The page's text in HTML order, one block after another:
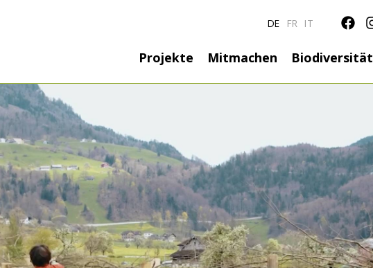
DE FR IT
Hauptnavigation
Projekte Mitmachen Biodiversität